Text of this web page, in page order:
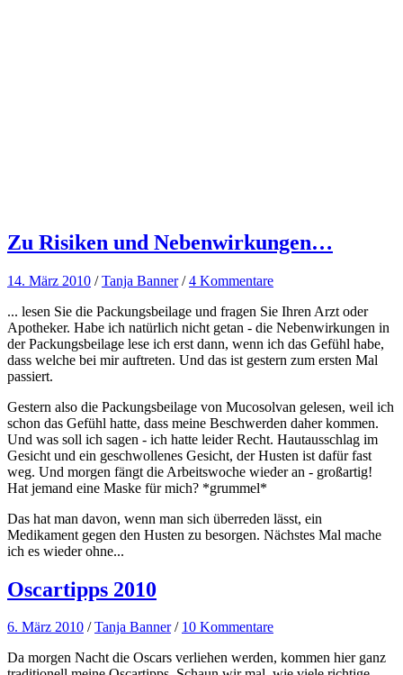
Zu Risiken und Nebenwirkungen…
14. März 2010 /Tanja Banner /4 Kommentare
... lesen Sie die Packungsbeilage und fragen Sie Ihren Arzt oder
Apotheker. Habe ich natürlich nicht getan - die Nebenwirkungen in
der Packungsbeilage lese ich erst dann, wenn ich das Gefühl habe,
dass welche bei mir auftreten. Und das ist gestern zum ersten Mal
passiert.
Gestern also die Packungsbeilage von Mucosolvan gelesen, weil ich
schon das Gefühl hatte, dass meine Beschwerden daher kommen.
Und was soll ich sagen - ich hatte leider Recht. Hautausschlag im
Gesicht und ein geschwollenes Gesicht, der Husten ist dafür fast
weg. Und morgen fängt die Arbeitswoche wieder an - großartig!
Hat jemand eine Maske für mich? *grummel*
Das hat man davon, wenn man sich überreden lässt, ein
Medikament gegen den Husten zu besorgen. Nächstes Mal mache
ich es wieder ohne...
Oscartipps 2010
6. März 2010 /Tanja Banner / 10 Kommentare
Da morgen Nacht die Oscars verliehen werden, kommen hier ganz